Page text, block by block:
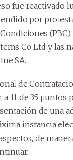
fue reactivado
por
(PBC)
Co Ltd y las
SA.
de
11 de 35 puntos
de una
instancia
de